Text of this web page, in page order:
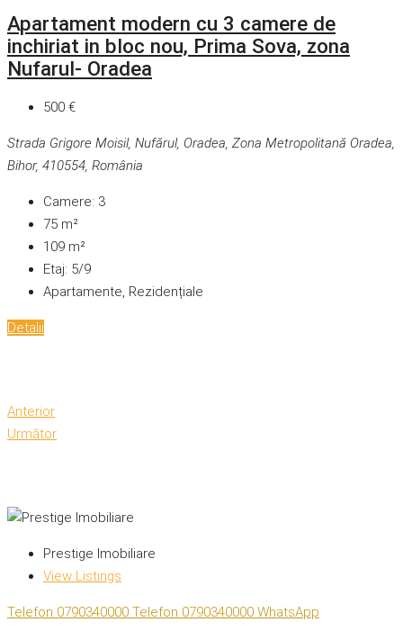
Apartament modern cu 3 camere de
inchiriat in bloc nou, Prima Sova, zona
Nufarul- Oradea
500 €
Strada Grigore Moisil, Nufărul, Oradea, Zona Metropolitană Oradea,
Bihor, 410554, România
Camere: 3
75 m²
109 m²
Etaj: 5/9
Apartamente, Rezidențiale
Detalii
Anterior
Următor
Prestige Imobiliare
View Listings
Telefon 0790340000 Telefon 0790340000 WhatsApp